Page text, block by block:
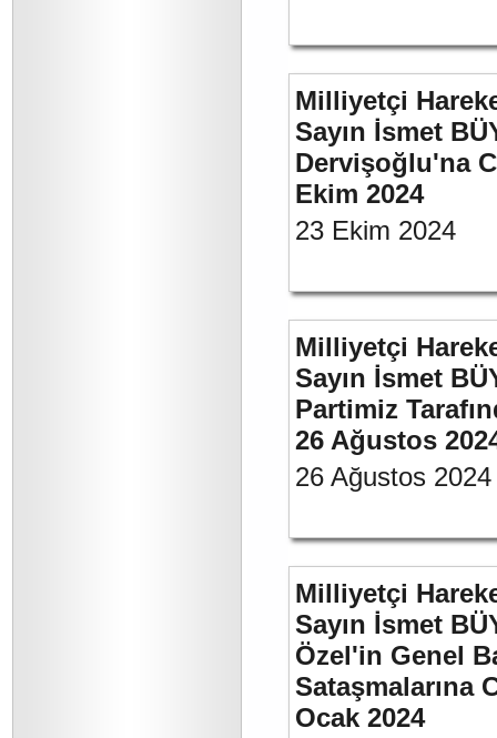
Milliyetçi
Sayın İsmet
Dervişoğlu'na
Ekim 2024
23 Ekim 2024
Milliyetçi
Sayın İsmet
Partimiz
26 Ağustos
26 Ağustos 2024
Milliyetçi
Sayın İsmet
Özel'in Genel
Sataşmalarına
Ocak 2024